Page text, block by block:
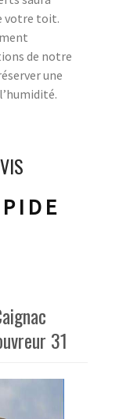
votre toit.
de notre
une
31